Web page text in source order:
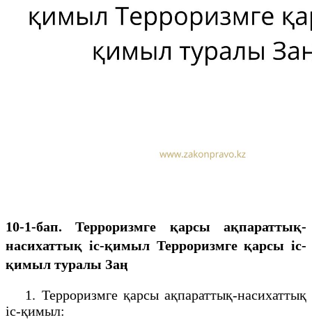
10-1-бап. Терроризмге қарсы ақпараттық-
насихаттық іс-қимыл Терроризмге қарсы іс-
қимыл туралы Заң
1. Терроризмге қарсы ақпараттық-насихаттық
іс-қимыл: